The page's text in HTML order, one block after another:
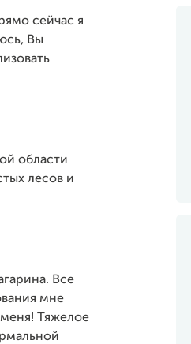
сейчас я
Вы
области
лесов и
Все
мне
Тяжелое